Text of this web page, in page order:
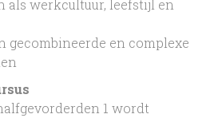
als werkcultuur, leefstijl en
gecombineerde en complexe
1 wordt